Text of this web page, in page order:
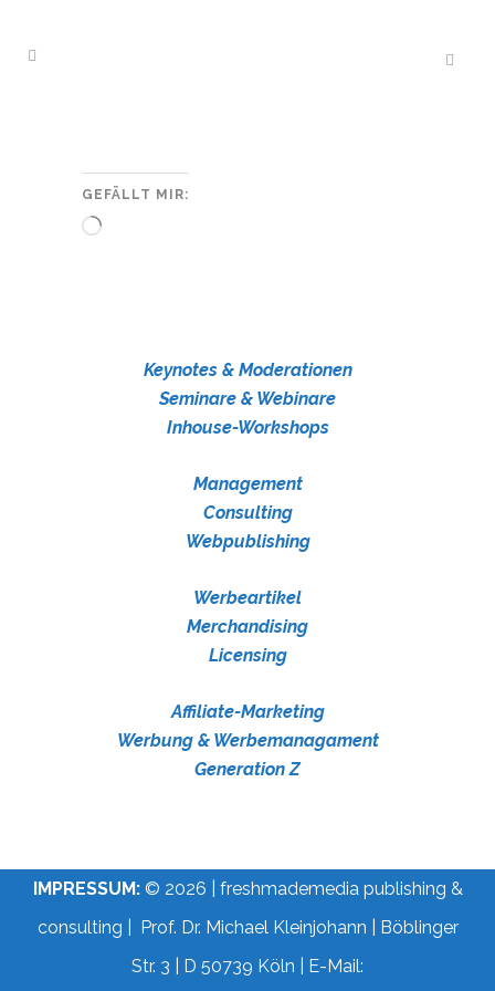
GEFÄLLT MIR:
Wird
Keynotes & Moderationen
Seminare & Webinare
Inhouse-Workshops
Management
Consulting
Webpublishing
Werbeartikel
Merchandising
Licensing
Affiliate-Marketing
Werbung & Werbemanagament
Generation Z
IMPRESSUM:© 2026 | freshmademedia publishing &
consulting | Prof. Dr. Michael Kleinjohann | Böblinger
Str. 3 | D 50739 Köln | E-Mail: